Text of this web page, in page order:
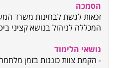
הסמכה
זכאות לגשת לבחינות משרד
המכללה לניהול בנושא קציני
נושאי הלימוד
- הקמת צוות כוננות בזמן